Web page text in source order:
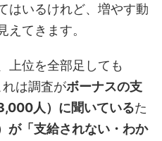
はいるけれど、増やす動
えてきます。
上位を全部足しても
は調査がボーナスの支
人）に聞いているた
が「支給されない・わか